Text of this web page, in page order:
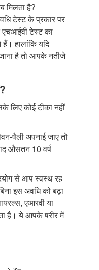
मिलता है?
टेस्ट के प्रकार पर
एचआईवी टेस्ट का
हालांकि यदि
है तो आपके नतीजे
लिए कोई टीका नहीं
षैली अपनाई जाए तो
औसतन 10 वर्ष
से आप स्वस्थ रह
इस अवधि को बढ़ा
एआरवी या
है। ये आपके षरीर में